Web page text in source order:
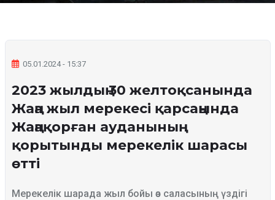
05.01.2024 - 15:37
2023 жылдың 30 желтоқсанында
Жаңа жыл мерекесі қарсаңында
Жаңақорған ауданының
қорытынды мерекелік шарасы
өтті
Мерекелік шарада жыл бойы өз саласының үздігі